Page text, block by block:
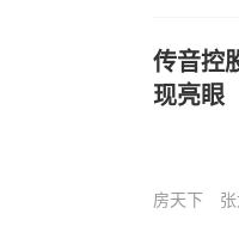
传音控
现亮眼
房天下